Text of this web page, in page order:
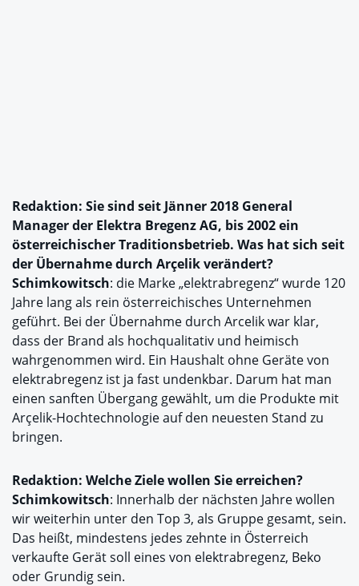
Redaktion: Sie sind seit Jänner 2018 General
Manager der Elektra Bregenz AG, bis 2002 ein
österreichischer Traditionsbetrieb. Was hat sich seit
der Übernahme durch Arçelik verändert?
Schimkowitsch: die Marke „elektrabregenz“ wurde 120
Jahre lang als rein österreichisches Unternehmen
geführt. Bei der Übernahme durch Arcelik war klar,
dass der Brand als hochqualitativ und heimisch
wahrgenommen wird. Ein Haushalt ohne Geräte von
elektrabregenz ist ja fast undenkbar. Darum hat man
einen sanften Übergang gewählt, um die Produkte mit
Arçelik-Hochtechnologie auf den neuesten Stand zu
bringen.
Redaktion: Welche Ziele wollen Sie erreichen?
Schimkowitsch: Innerhalb der nächsten Jahre wollen
wir weiterhin unter den Top 3, als Gruppe gesamt, sein.
Das heißt, mindestens jedes zehnte in Österreich
verkaufte Gerät soll eines von elektrabregenz, Beko
oder Grundig sein.